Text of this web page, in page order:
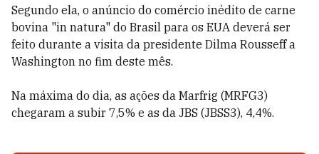
Segundo ela, o anúncio do comércio inédito de carne
bovina "in natura" do Brasil para os EUA deverá ser
feito durante a visita da presidente Dilma Rousseff a
Washington no fim deste mês.
Na máxima do dia, as ações da Marfrig (MRFG3)
chegaram a subir 7,5% e as da JBS (JBSS3), 4,4%.